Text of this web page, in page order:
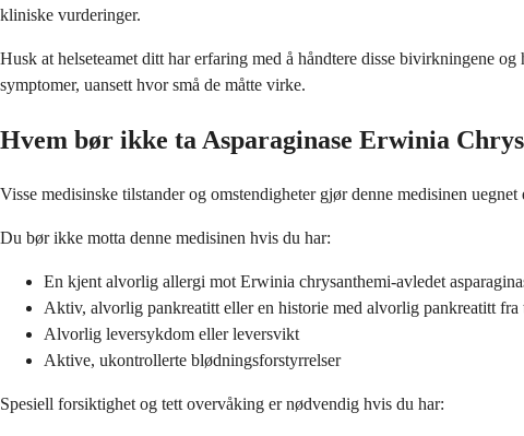
kliniske vurderinger.
Husk at helseteamet ditt har erfaring med å håndtere disse bivirkningene
symptomer, uansett hvor små de måtte virke.
Hvem bør ikke ta Asparaginase Erwinia
Visse medisinske tilstander og omstendigheter gjør denne medisinen
Du bør ikke motta denne medisinen hvis du har:
En kjent alvorlig allergi mot Erwinia chrysanthemi-avledet
Aktiv, alvorlig pankreatitt eller en historie med alvorlig pankreatitt fra
Alvorlig leversykdom eller leversvikt
Aktive, ukontrollerte blødningsforstyrrelser
Spesiell forsiktighet og tett overvåking er nødvendig hvis du har: